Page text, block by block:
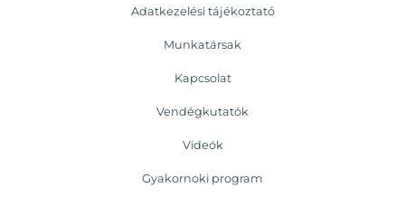
Adatkezelési tájékoztató
Munkatársak
Kapcsolat
Vendégkutatók
Videók
Gyakornoki program